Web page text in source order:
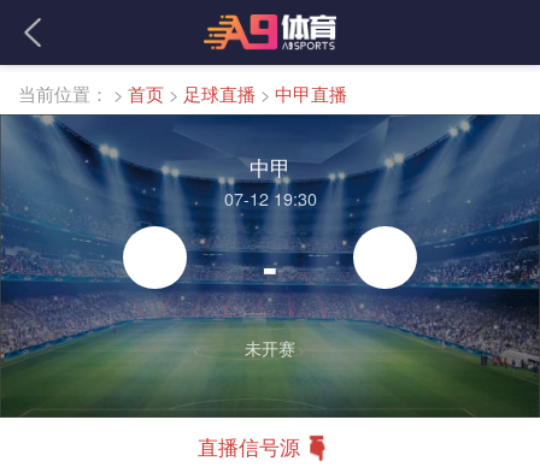
当前位置： > 首页 > 足球直播 > 中甲直播
中甲
07-12 19:30
-
未开赛
直播信号源